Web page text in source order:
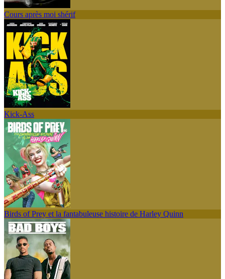
Cours après moi shérif
Kick-Ass
Birds of Prey et la fantabuleuse histoire de Harley Quinn